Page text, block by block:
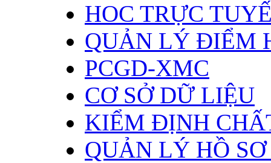
HOC TRỰC
QUẢN LÝ ĐIỂM
PCGD-XMC
CƠ SỞ DỮ LIỆU
KIỂM ĐỊNH
QUẢN LÝ HỒ